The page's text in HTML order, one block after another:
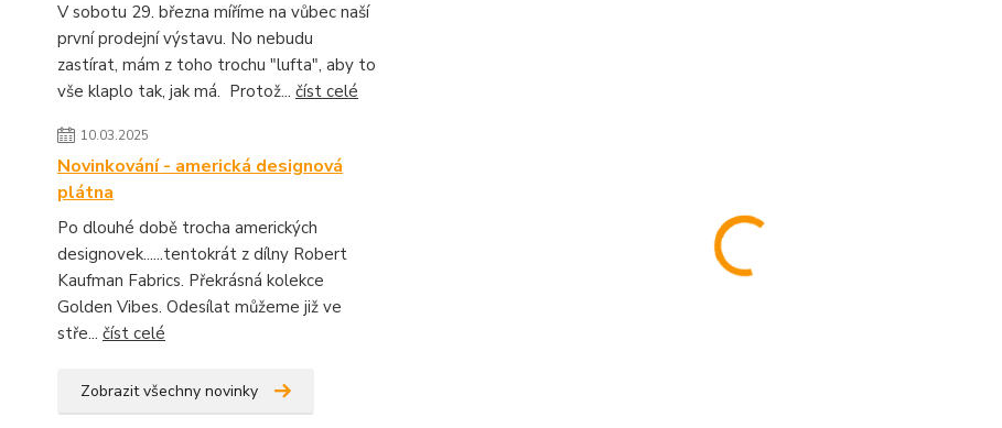
V sobotu 29. března míříme na vůbec naší
první prodejní výstavu. No nebudu
zastírat, mám z toho trochu "lufta", aby to
vše klaplo tak, jak má. Protož... číst celé
10.03.2025
Novinkování - americká designová
plátna
Po dlouhé době trocha amerických
designovek......tentokrát z dílny Robert
Kaufman Fabrics. Překrásná kolekce
Golden Vibes. Odesílat můžeme již ve
stře... číst celé
Zobrazit všechny novinky